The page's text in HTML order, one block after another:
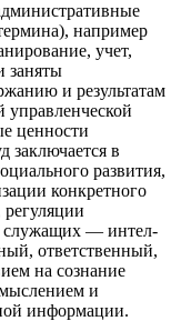
например
учет,
заняты
и результатам
ценности
заключается в
развития,
конкретного
регуляции
служащих — интел­
ответственный,
на сознание
и
информации.